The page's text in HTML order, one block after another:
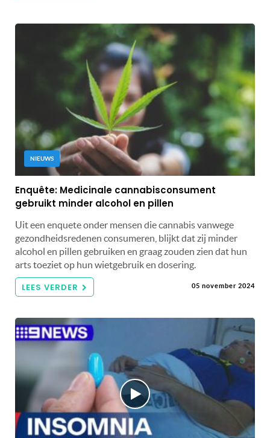
NIEUWS
Enquête: Medicinale cannabisconsument
gebruikt minder alcohol en pillen
Uit een enquete onder mensen die cannabis vanwege
gezondheidsredenen consumeren, blijkt dat zij minder
alcohol en pillen gebruiken en graag zouden zien dat hun
arts toeziet op hun wietgebruik en dosering.
LEES VERDER 05 november 2024